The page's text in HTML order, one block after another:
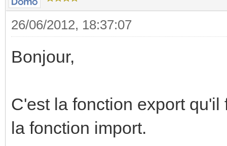
26/06/2012, 18:37:07
Bonjour,
C'est la fonction export
la fonction import.